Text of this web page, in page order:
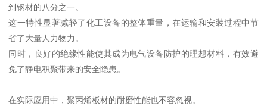
到钢材的八分之一。
这一特性显著减轻了化工设备的整体重量，在运输和安装过程中节
省了大量人力物力。
同时，良好的绝缘性能使其成为电气设备防护的理想材料，有效避
免了静电积聚带来的安全隐患。
在实际应用中，聚丙烯板材的耐磨性能也不容忽视。